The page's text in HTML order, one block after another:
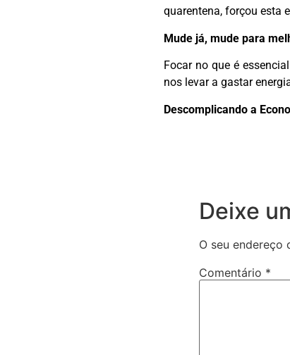
quarentena, forçou esta
Mude já, mude para
Focar no que é
nos levar a gastar
Descomplicando a
Deixe
O seu endereço
Comentário *